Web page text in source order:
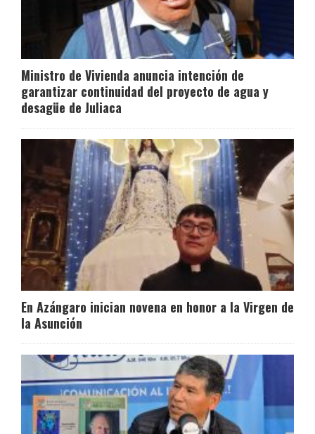
Ministro de Vivienda anuncia intención de
garantizar continuidad del proyecto de agua y
desagüe de Juliaca
En Azángaro inician novena en honor a la Virgen de
la Asunción